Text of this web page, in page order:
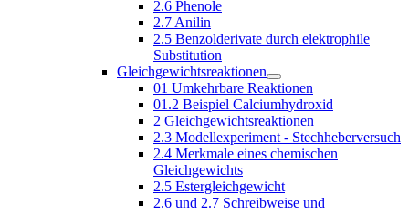
2.6 Phenole
2.7 Anilin
2.5 Benzolderivate durch elektrophile
Substitution
Gleichgewichtsreaktionen
01 Umkehrbare Reaktionen
01.2 Beispiel Calciumhydroxid
2 Gleichgewichtsreaktionen
2.3 Modellexperiment - Stechheberversuch
2.4 Merkmale eines chemischen
Gleichgewichts
2.5 Estergleichgewicht
2.6 und 2.7 Schreibweise und